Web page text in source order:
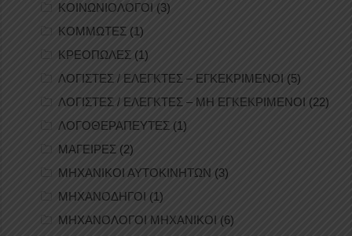
ΚΟΙΝΩΝΙΟΛΟΓΟΙ (3)
ΚΟΜΜΩΤΕΣ (1)
ΚΡΕΟΠΩΛΕΣ (1)
ΛΟΓΙΣΤΕΣ / ΕΛΕΓΚΤΕΣ – ΕΓΚΕΚΡΙΜΕΝΟΙ (5)
ΛΟΓΙΣΤΕΣ / ΕΛΕΓΚΤΕΣ – ΜΗ ΕΓΚΕΚΡΙΜΕΝΟΙ (22)
ΛΟΓΟΘΕΡΑΠΕΥΤΕΣ (1)
ΜΑΓΕΙΡΕΣ (2)
ΜΗΧΑΝΙΚΟΙ ΑΥΤΟΚΙΝΗΤΩΝ (3)
ΜΗΧΑΝΟΔΗΓΟΙ (1)
ΜΗΧΑΝΟΛΟΓΟΙ ΜΗΧΑΝΙΚΟΙ (6)